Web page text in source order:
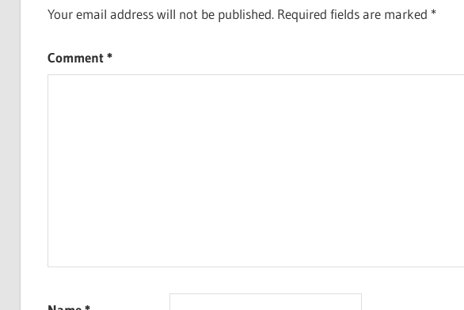
Your email address will not be published. Required fields are marked *
Comment*